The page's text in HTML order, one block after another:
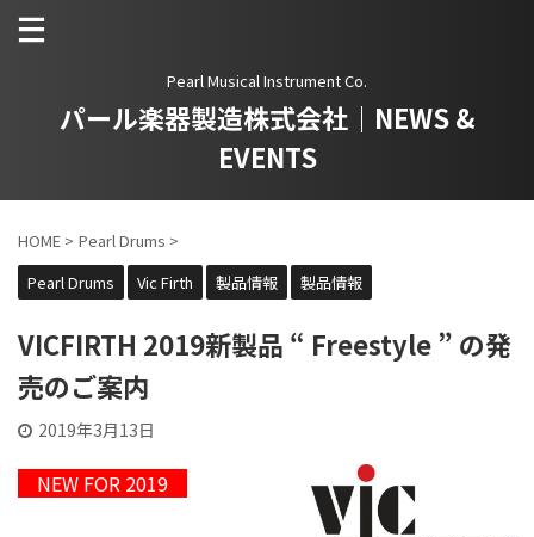
Pearl Musical Instrument Co.
パール楽器製造株式会社｜NEWS &
EVENTS
HOME > Pearl Drums >
Pearl Drums
Vic Firth 製品情報 製品情報
VICFIRTH 2019新製品 “ Freestyle ” の発
売のご案内
2019年3月13日
NEW FOR 2019